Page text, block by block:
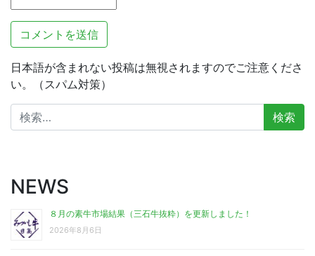
日本語が含まれない投稿は無視されますのでご注意くださ
い。（スパム対策）
検
索:
NEWS
８月の素牛市場結果（三石牛抜粋）を更新しました！
2026年8月6日